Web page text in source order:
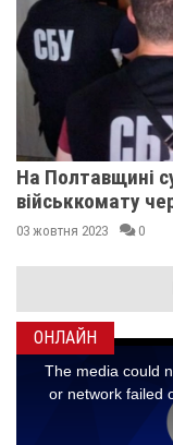
ОНЛАЙН
На Полтавщині
військкомату
03 жовтня 2023 0